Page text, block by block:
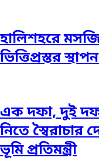
হালিশহরে
ভিত্তিপ্রস্তর
এক দফা, দুই
নিতে স্বৈরাচার
ভূমি প্রতিমন্ত্রী